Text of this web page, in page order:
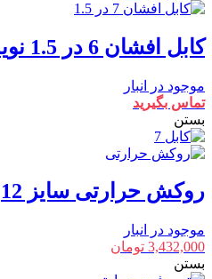
کابل افشان 6 در 1.5 نوید
موجود در انبار
تماس بگیرید
بستن
روکش حرارتی سایز 12
موجود در انبار
3,432,000 تومان
بستن